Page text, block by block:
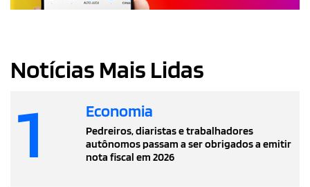
Notícias Mais Lidas
1 Economia
Pedreiros, diaristas e trabalhadores
autônomos passam a ser obrigados a emitir
nota fiscal em 2026